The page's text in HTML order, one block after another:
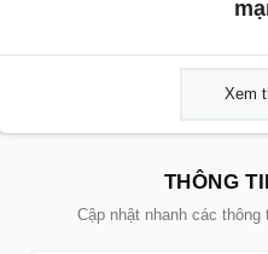
Xem
THÔNG
Cập nhật nhanh các